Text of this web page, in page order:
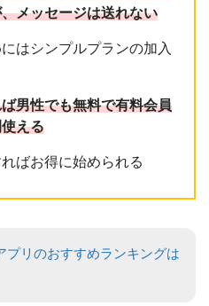
メッセージは送れない
はシンプルプランの加入
男性でも無料で有料会員
える
ばお得に始められる
プリのおすすめランキングは